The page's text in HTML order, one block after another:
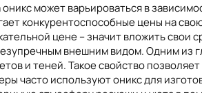
Камбоджа Пакистан
может варьироваться в
конкурентоспособные цены на
цене – значит вложить свои
внешним видом. Одним из
и теней. Такое свойство
часто используют оникс для